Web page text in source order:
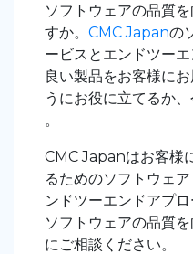
ソフトウェアの品質
すか。 CMC Japanの
ービスとエンドツー
良い製品をお客様に
うにお役に立てるか
。
CMC Japanはお客様
るためのソフトウェ
ンドツーエンドアプ
ソフトウェアの品質
にご相談ください。